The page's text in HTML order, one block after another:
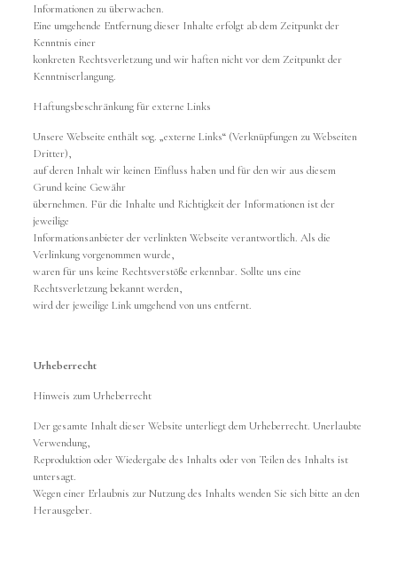
Informationen zu überwachen.
Eine umgehende Entfernung dieser Inhalte erfolgt ab dem Zeitpunkt der
Kenntnis einer
konkreten Rechtsverletzung und wir haften nicht vor dem Zeitpunkt der
Kenntniserlangung.
Haftungsbeschränkung für externe Links
Unsere Webseite enthält sog. „externe Links“ (Verknüpfungen zu Webseiten
Dritter),
auf deren Inhalt wir keinen Einfluss haben und für den wir aus diesem
Grund keine Gewähr
übernehmen. Für die Inhalte und Richtigkeit der Informationen ist der
jeweilige
Informationsanbieter der verlinkten Webseite verantwortlich. Als die
Verlinkung vorgenommen wurde,
waren für uns keine Rechtsverstöße erkennbar. Sollte uns eine
Rechtsverletzung bekannt werden,
wird der jeweilige Link umgehend von uns entfernt.
Urheberrecht
Hinweis zum Urheberrecht
Der gesamte Inhalt dieser Website unterliegt dem Urheberrecht. Unerlaubte
Verwendung,
Reproduktion oder Wiedergabe des Inhalts oder von Teilen des Inhalts ist
untersagt.
Wegen einer Erlaubnis zur Nutzung des Inhalts wenden Sie sich bitte an den
Herausgeber.